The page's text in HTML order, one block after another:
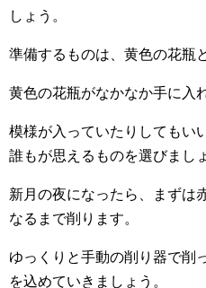
しょう。
準備するものは、黄色の花瓶
黄色の花瓶がなかなか手に入
模様が入っていたりしてもい
誰もが思えるものを選びまし
新月の夜になったら、まずは
なるまで削ります。
ゆっくりと手動の削り器で削
を込めていきましょう。